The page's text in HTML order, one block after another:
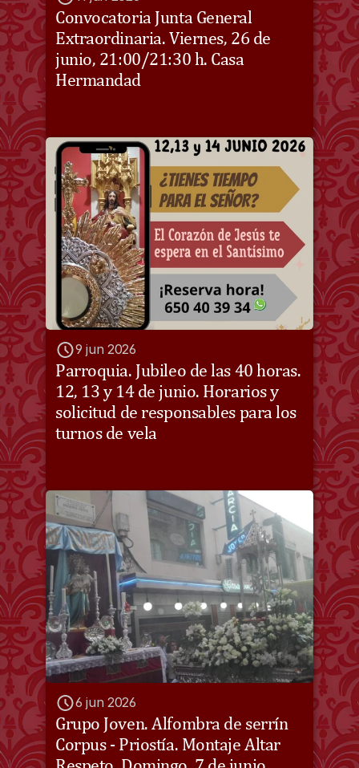
Convocatoria Junta General
Extraordinaria. Viernes, 26 de
junio, 21:00/21:30 h. Casa
Hermandad
9 jun 2026
Parroquia. Jubileo de las 40 horas.
12, 13 y 14 de junio. Horarios y
solicitud de responsables para los
turnos de vela
6 jun 2026
Grupo Joven. Alfombra de serrín
Corpus - Priostía. Montaje Altar